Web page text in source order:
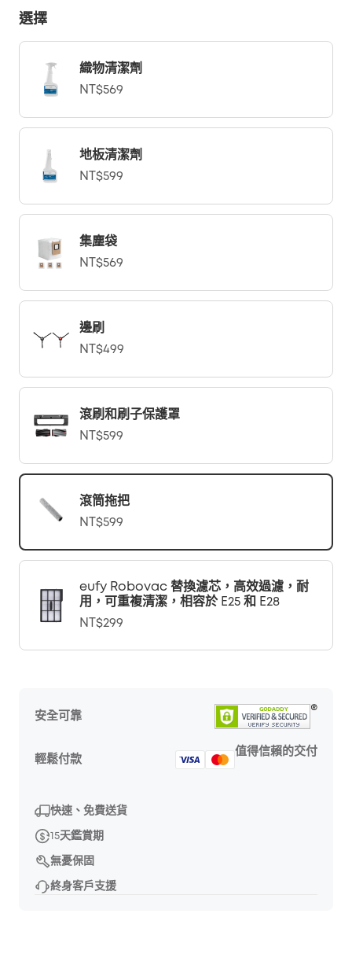
選擇
織物清潔劑
NT$569
地板清潔劑
NT$599
集塵袋
NT$569
邊刷
NT$499
滾刷和刷子保護罩
NT$599
滾筒拖把
NT$599
eufy Robovac 替換濾芯，高效過濾，耐
用，可重複清潔，相容於 E25 和 E28
NT$299
安全可靠
輕鬆付款
值得信賴的交付
快速、免費送貨
15天鑑賞期
無憂保固
終身客戶支援